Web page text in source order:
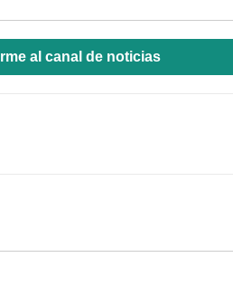
al canal de noticias